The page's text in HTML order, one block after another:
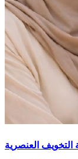
العنصرية